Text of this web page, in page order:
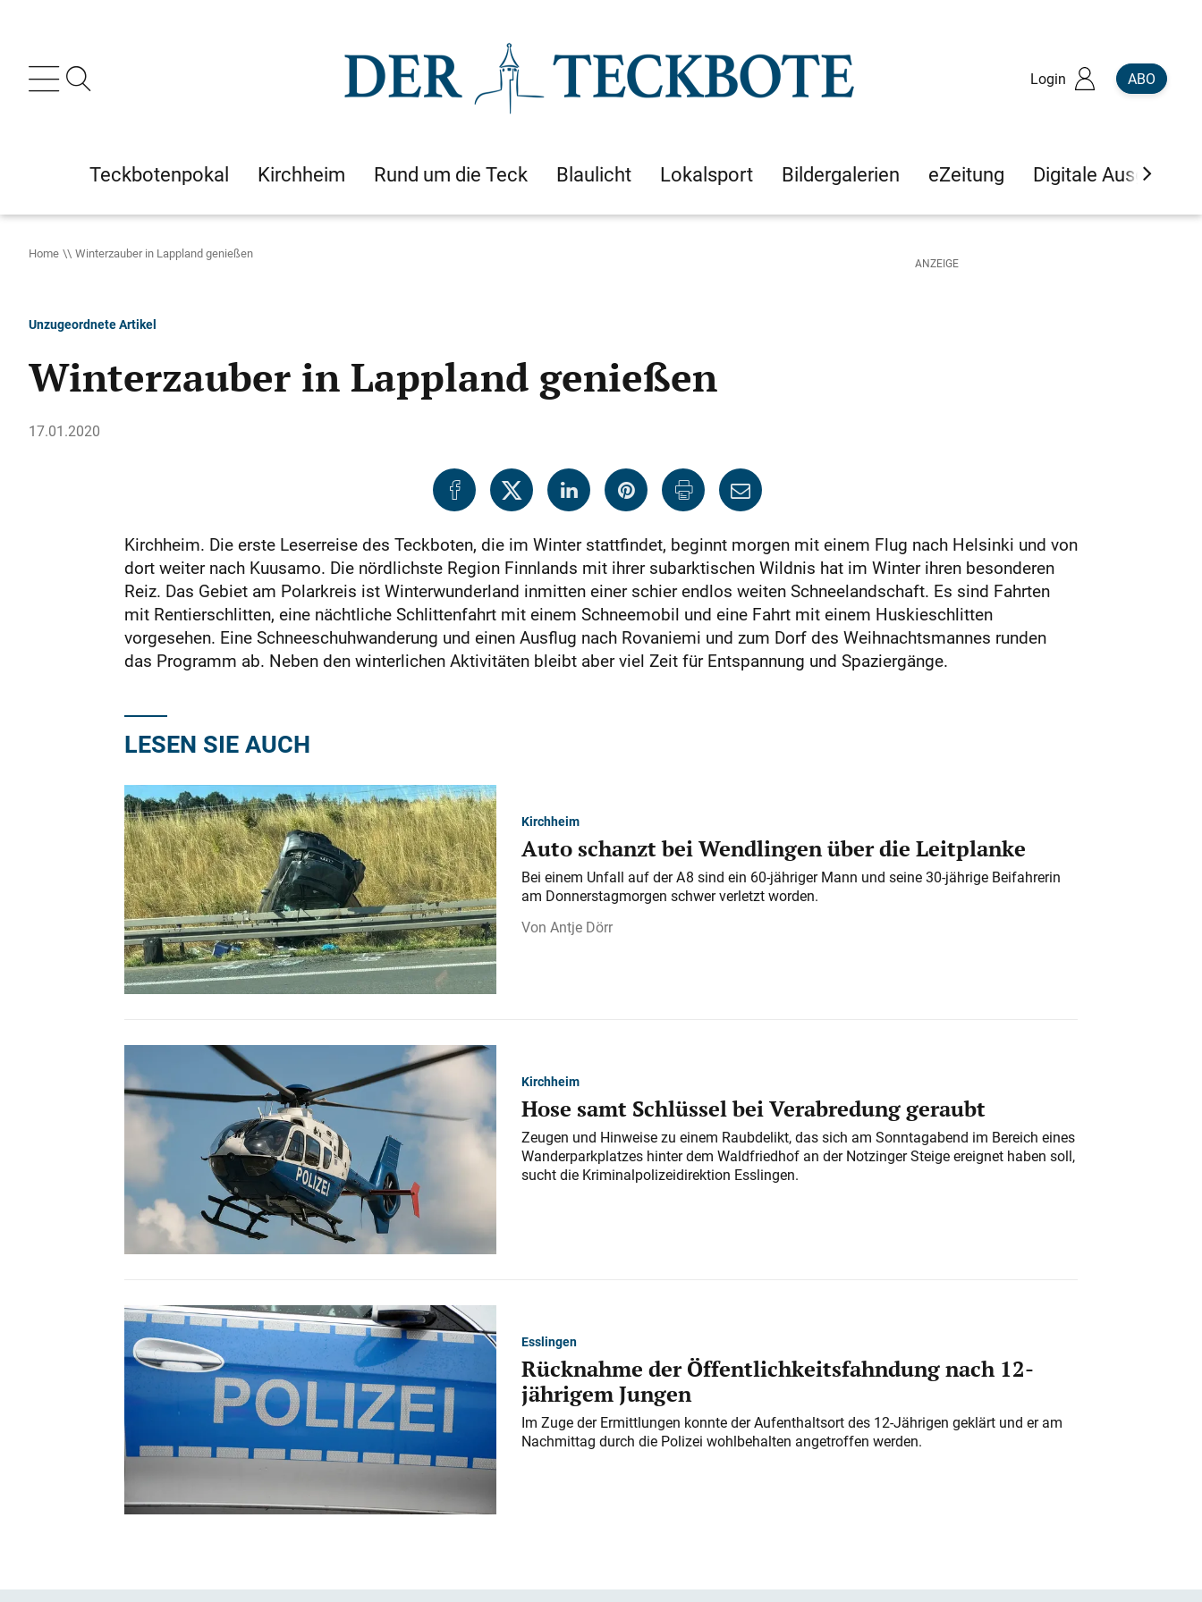
Login ABO
Teckbotenpokal Kirchheim Rund um die Teck Blaulicht Lokalsport Bildergalerien eZeitung Digitale Ausgaben
Home Winterzauber in Lappland genießen
Unzugeordnete Artikel
Winterzauber in Lappland genießen
17.01.2020
Kirchheim. Die erste Leserreise des Teckboten, die im Winter stattfindet, beginnt morgen mit einem Flug nach Helsinki und von
dort weiter nach Kuusamo. Die nördlichste Region Finnlands mit ihrer subarktischen Wildnis hat im Winter ihren besonderen
Reiz. Das Gebiet am Polarkreis ist Winterwunderland inmitten einer schier endlos weiten Schneelandschaft. Es sind Fahrten
mit Rentierschlitten, eine nächtliche Schlittenfahrt mit einem Schneemobil und eine Fahrt mit einem Huskieschlitten
vorgesehen. Eine Schneeschuhwanderung und einen Ausflug nach Rovaniemi und zum Dorf des Weihnachtsmannes runden
das Programm ab. Neben den winterlichen Aktivitäten bleibt aber viel Zeit für Entspannung und Spaziergänge.
LESEN SIE AUCH
Kirchheim
Auto schanzt bei Wendlingen über die Leitplanke
Bei einem Unfall auf der A 8 sind ein 60-jähriger Mann und seine 30-jährige Beifahrerin
am Donnerstagmorgen schwer verletzt worden.
Antje Dörr
Kirchheim
Hose samt Schlüssel bei Verabredung geraubt
Zeugen und Hinweise zu einem Raubdelikt, das sich am Sonntagabend im Bereich eines
Wanderparkplatzes hinter dem Waldfriedhof an der Notzinger Steige ereignet haben soll,
sucht die Kriminalpolizeidirektion Esslingen.
Esslingen
Rücknahme der Öffentlichkeitsfahndung nach 12-
jährigem Jungen
Im Zuge der Ermittlungen konnte der Aufenthaltsort des 12-Jährigen geklärt und er am
Nachmittag durch die Polizei wohlbehalten angetroffen werden.